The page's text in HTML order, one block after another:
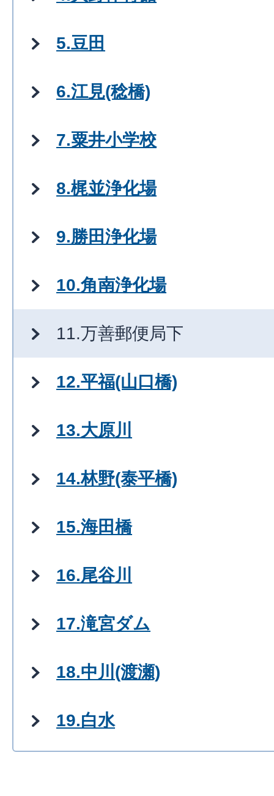
5.豆田
6.江見(稔橋)
7.粟井小学校
8.梶並浄化場
9.勝田浄化場
10.角南浄化場
11.万善郵便局下
12.平福(山口橋)
13.大原川
14.林野(泰平橋)
15.海田橋
16.尾谷川
17.滝宮ダム
18.中川(渡瀬)
19.白水